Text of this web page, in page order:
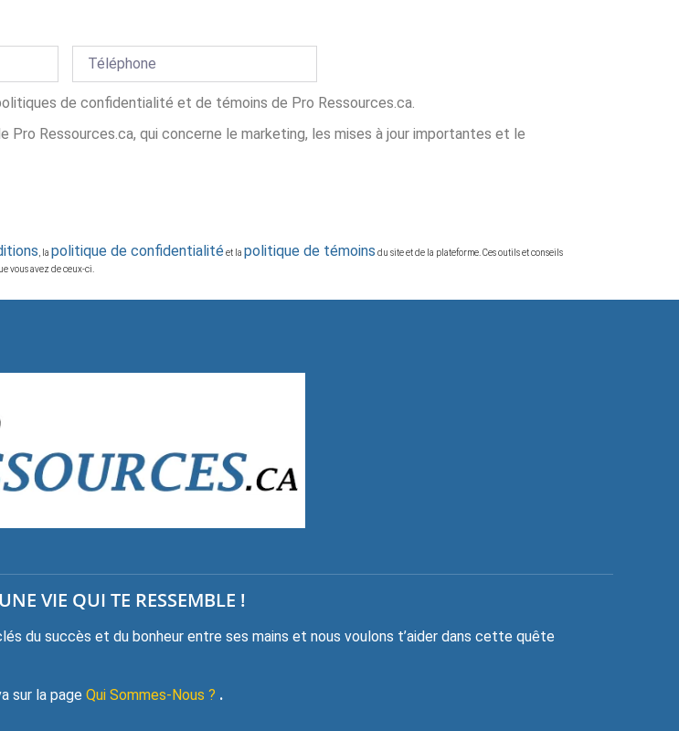
de confidentialité et de témoins de Pro Ressources.ca.
Ressources.ca, qui concerne le marketing, les mises à jour importantes et le
, la politique de confidentialitéet la politique de témoins du site et de la plateforme. Ces outils et conseils
vous avez de ceux-ci.
VIE QUI TE RESSEMBLE !
du succès et du bonheur entre ses mains et nous voulons t’aider dans cette quête
sur la page Qui Sommes-Nous ? .